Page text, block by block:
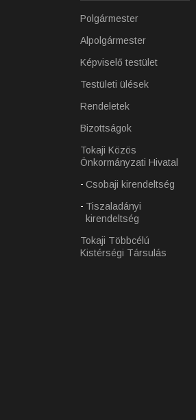
Polgármester
Alpolgármester
Képviselő testület
Testületi ülések
Rendeletek
Bizottságok
Tokaji Közös
Önkormányzati Hivatal
Csobaji kirendeltség
Tiszaladányi
kirendeltség
Tokaji Többcélú
Kistérségi Társulás